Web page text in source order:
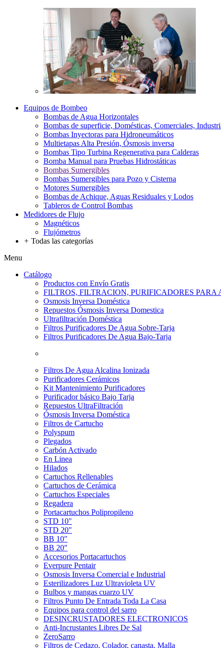
Equipos de Bombeo
Bombas de Agua Horizontales
Bombas de superficie, Domésticas, Comerciales,
Bombas Inyectoras para Hidroneumáticos
Multietapas Alta Presión, Ósmosis inversa
Bombas Tipo Turbina Regenerativa para Calderas
Bomba Manual para Pruebas Hidrostáticas
Bombas Sumergibles
Bombas Sumergibles para Pozo y Cisterna
Motores Sumergibles
Bombas de Achique, Aguas Residuales y Lodos
Tableros de Control Bombas
Medidores de Flujo
Magnéticos
Flujómetros
+ Todas las categorías
Menu
Catálogo
Productos con Envío Gratis
FILTROS, FILTRACION, PURIFICADORES PARA
Osmosis Inversa Doméstica
Repuestos Ósmosis Inversa Domestica
Ultrafiltración Doméstica
Filtros Purificadores De Agua Sobre-Tarja
Filtros Purificadores De Agua Bajo-Tarja
Filtros De Agua Alcalina Ionizada
Purificadores Cerámicos
Kit Mantenimiento Purificadores
Purificador básico Bajo Tarja
Repuestos UltraFiltración
Ósmosis Inversa Doméstica
Filtros de Cartucho
Polyspum
Plegados
Carbón Activado
En Linea
Hilados
Cartuchos Rellenables
Cartuchos de Cerámica
Cartuchos Especiales
Regadera
Portacartuchos Polipropileno
STD 10"
STD 20"
BB 10"
BB 20"
Accesorios Portacartuchos
Everpure Pentair
Osmosis Inversa Comercial e Industrial
Esterilizadores Luz Ultravioleta UV
Bulbos y mangas cuarzo UV
Filtros Punto De Entrada Toda La Casa
Equipos para control del sarro
DESINCRUSTADORES ELECTRONICOS
Anti-Incrustantes Libres De Sal
ZeroSarro
Filtros de Cedazo, Colador, canasta, Malla